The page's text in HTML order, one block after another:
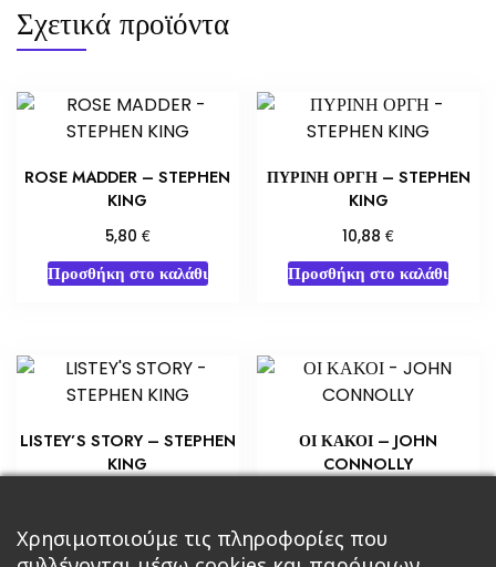
Σχετικά προϊόντα
ROSE MADDER – STEPHEN
KING
5,80 €
Προσθήκη στο καλάθι
ΠΥΡΙΝΗ ΟΡΓΗ – STEPHEN
KING
10,88€
Προσθήκη στο καλάθι
LISTEY’S STORY – STEPHEN
KING
Προσθήκη στο καλάθι
ΟΙ ΚΑΚΟΙ – JOHN
CONNOLLY
Προσθήκη στο καλάθι
Χρησιμοποιούμε τις πληροφορίες που